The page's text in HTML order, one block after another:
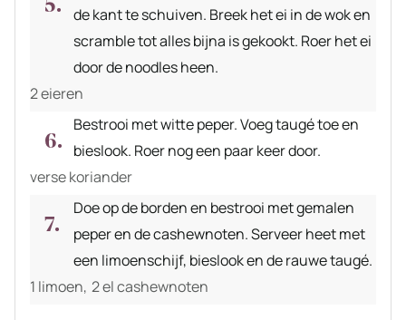
de kant te schuiven. Breek het ei in de wok en
scramble tot alles bijna is gekookt. Roer het ei
door de noodles heen.
2 eieren
Bestrooi met witte peper. Voeg taugé toe en
bieslook. Roer nog een paar keer door.
verse koriander
Doe op de borden en bestrooi met gemalen
peper en de cashewnoten. Serveer heet met
een limoenschijf, bieslook en de rauwe taugé.
1 limoen, 2 el cashewnoten